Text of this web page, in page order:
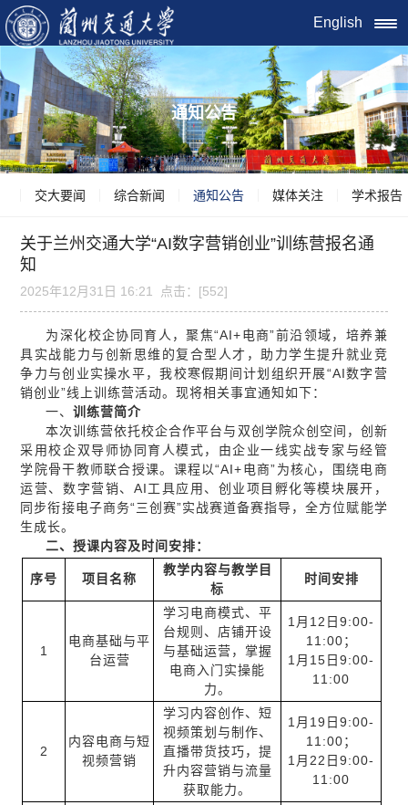
English
通知公告
交大要闻 综合新闻 通知公告 媒体关注 学术报告
关于兰州交通大学“AI数字营销创业”训练营报名通
知
2025年12月31日 16:21 点击：[552]
为深化校企协同育人，聚焦“AI+电商”前沿领域，培养兼
具实战能力与创新思维的复合型人才，助力学生提升就业竞
争力与创业实操水平，我校寒假期间计划组织开展“AI数字营
销创业”线上训练营活动。现将相关事宜通知如下：
一、训练营简介
本次训练营依托校企合作平台与双创学院众创空间，创新
采用校企双导师协同育人模式，由企业一线实战专家与经管
学院骨干教师联合授课。课程以“AI+电商”为核心，围绕电商
运营、数字营销、AI工具应用、创业项目孵化等模块展开，
同步衔接电子商务“三创赛”实战赛道备赛指导，全方位赋能学
生成长。
二、授课内容及时间安排：
序号 项目名称
教学内容与教学目
标
时间安排
1
电商基础与平
台运营
学习电商模式、平
台规则、店铺开设
与基础运营，掌握
电商入门实操能
力。
1月12日9:00-
11:00；
1月15日9:00-
11:00
2
内容电商与短
视频营销
学习内容创作、短
视频策划与制作、
直播带货技巧，提
升内容营销与流量
获取能力。
1月19日9:00-
11:00；
1月22日9:00-
11:00